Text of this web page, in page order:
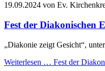
19.09.2024 von Ev.
Fest der Diakonischen
„Diakonie zeigt Gesicht“,
Weiterlesen … Fest der